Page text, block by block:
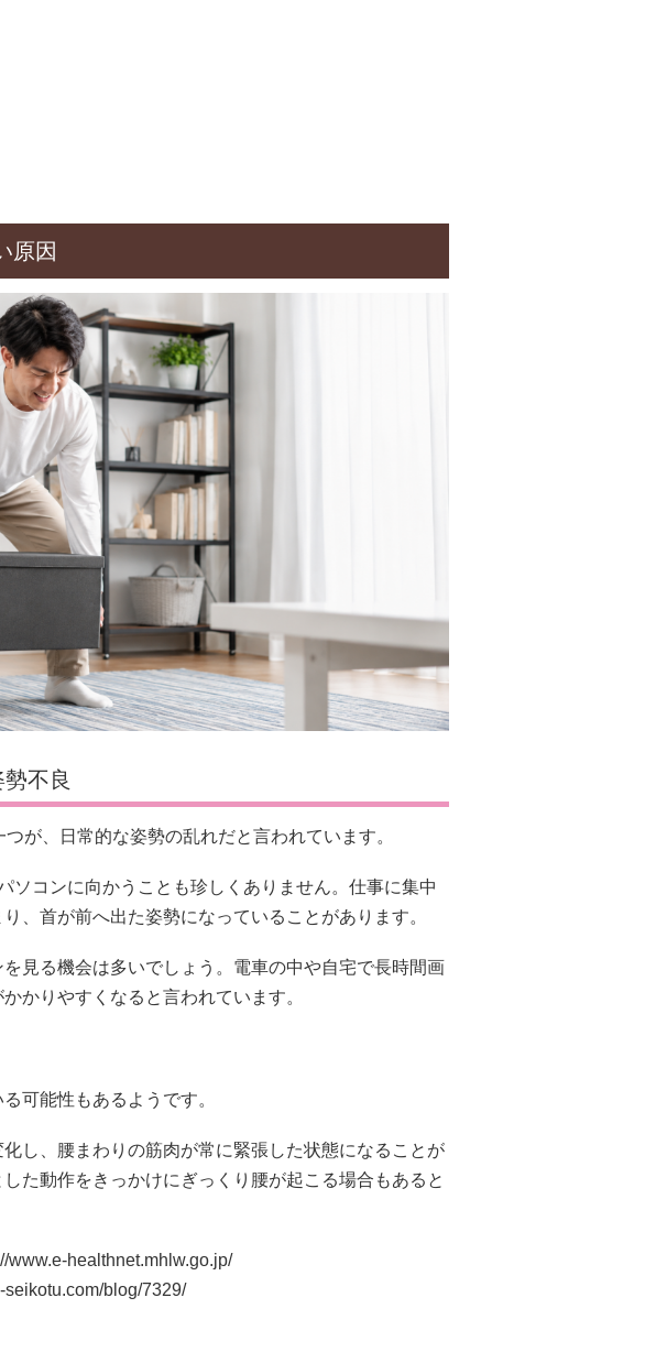
原因
不良
が、日常的な姿勢の乱れだと言われています。
ソコンに向かうことも珍しくありません。仕事に集中
、首が前へ出た姿勢になっていることがあります。
見る機会は多いでしょう。電車の中や自宅で長時間画
かりやすくなると言われています。
可能性もあるようです。
し、腰まわりの筋肉が常に緊張した状態になることが
た動作をきっかけにぎっくり腰が起こる場合もあると
www.e-healthnet.mhlw.go.jp/
seikotu.com/blog/7329/